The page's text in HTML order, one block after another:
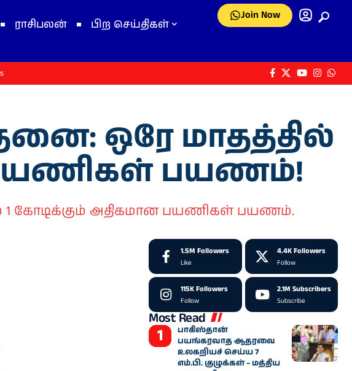
ராசிபலன் பிற செய்திகள்
Join Now
ஒரே மாதத்தில்
பயணிகள் பயணம்!
கோடிக்கும் அதிகமான பயணிகள் பயணம்.
1.5M Followers
Like
4.4K Followers
Follow
115K Followers
Follow
2.1M Subscribers
Subscribe
Most Read
பாகிஸ்தான்
பயங்கரவாத ஆதரவை
உலகறியச் செய்ய 7
எம்.பி. குழுக்கள் – மத்திய